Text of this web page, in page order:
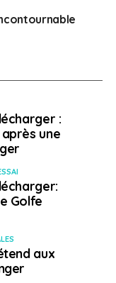
:
une
Golfe
aux